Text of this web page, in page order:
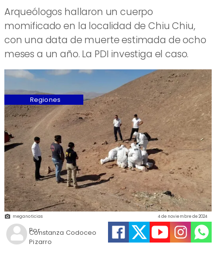
​Arqueólogos hallaron un cuerpo
momificado en la localidad de Chiu Chiu,
con una data de muerte estimada de ocho
meses a un año. La PDI investiga el caso.
meganoticias
Constanza Codoceo
Pizarro
4 de noviembre de 2024
Regiones
Por